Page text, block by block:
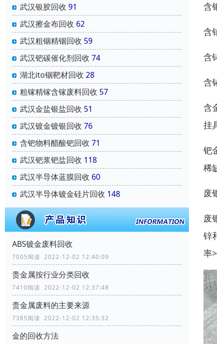
武汉银胶回收 91
武汉擦金布回收 62
武汉粗铟精铟回收 59
武汉钯碳催化剂回收 74
湖北ito铟靶材回收 28
粗镓精镓含镓废料回收 57
武汉金盐银盐回收 51
武汉镀金镀银回收 76
含钯物料醋酸钯回收 71
武汉钯浆钯盐回收 118
武汉半导体蓝膜回收 60
武汉半导体镀金硅片回收 148
ABS镀金废料回收
7005阅读 2022-12-02 12:40:09
贵金属按行业分类回收
7410阅读 2022-12-02 12:37:48
贵金属废料的主要来源
7385阅读 2022-12-02 12:35:32
金的回收方法
含
含
含
含
含
挂
钯
稀
废
废
锌
率